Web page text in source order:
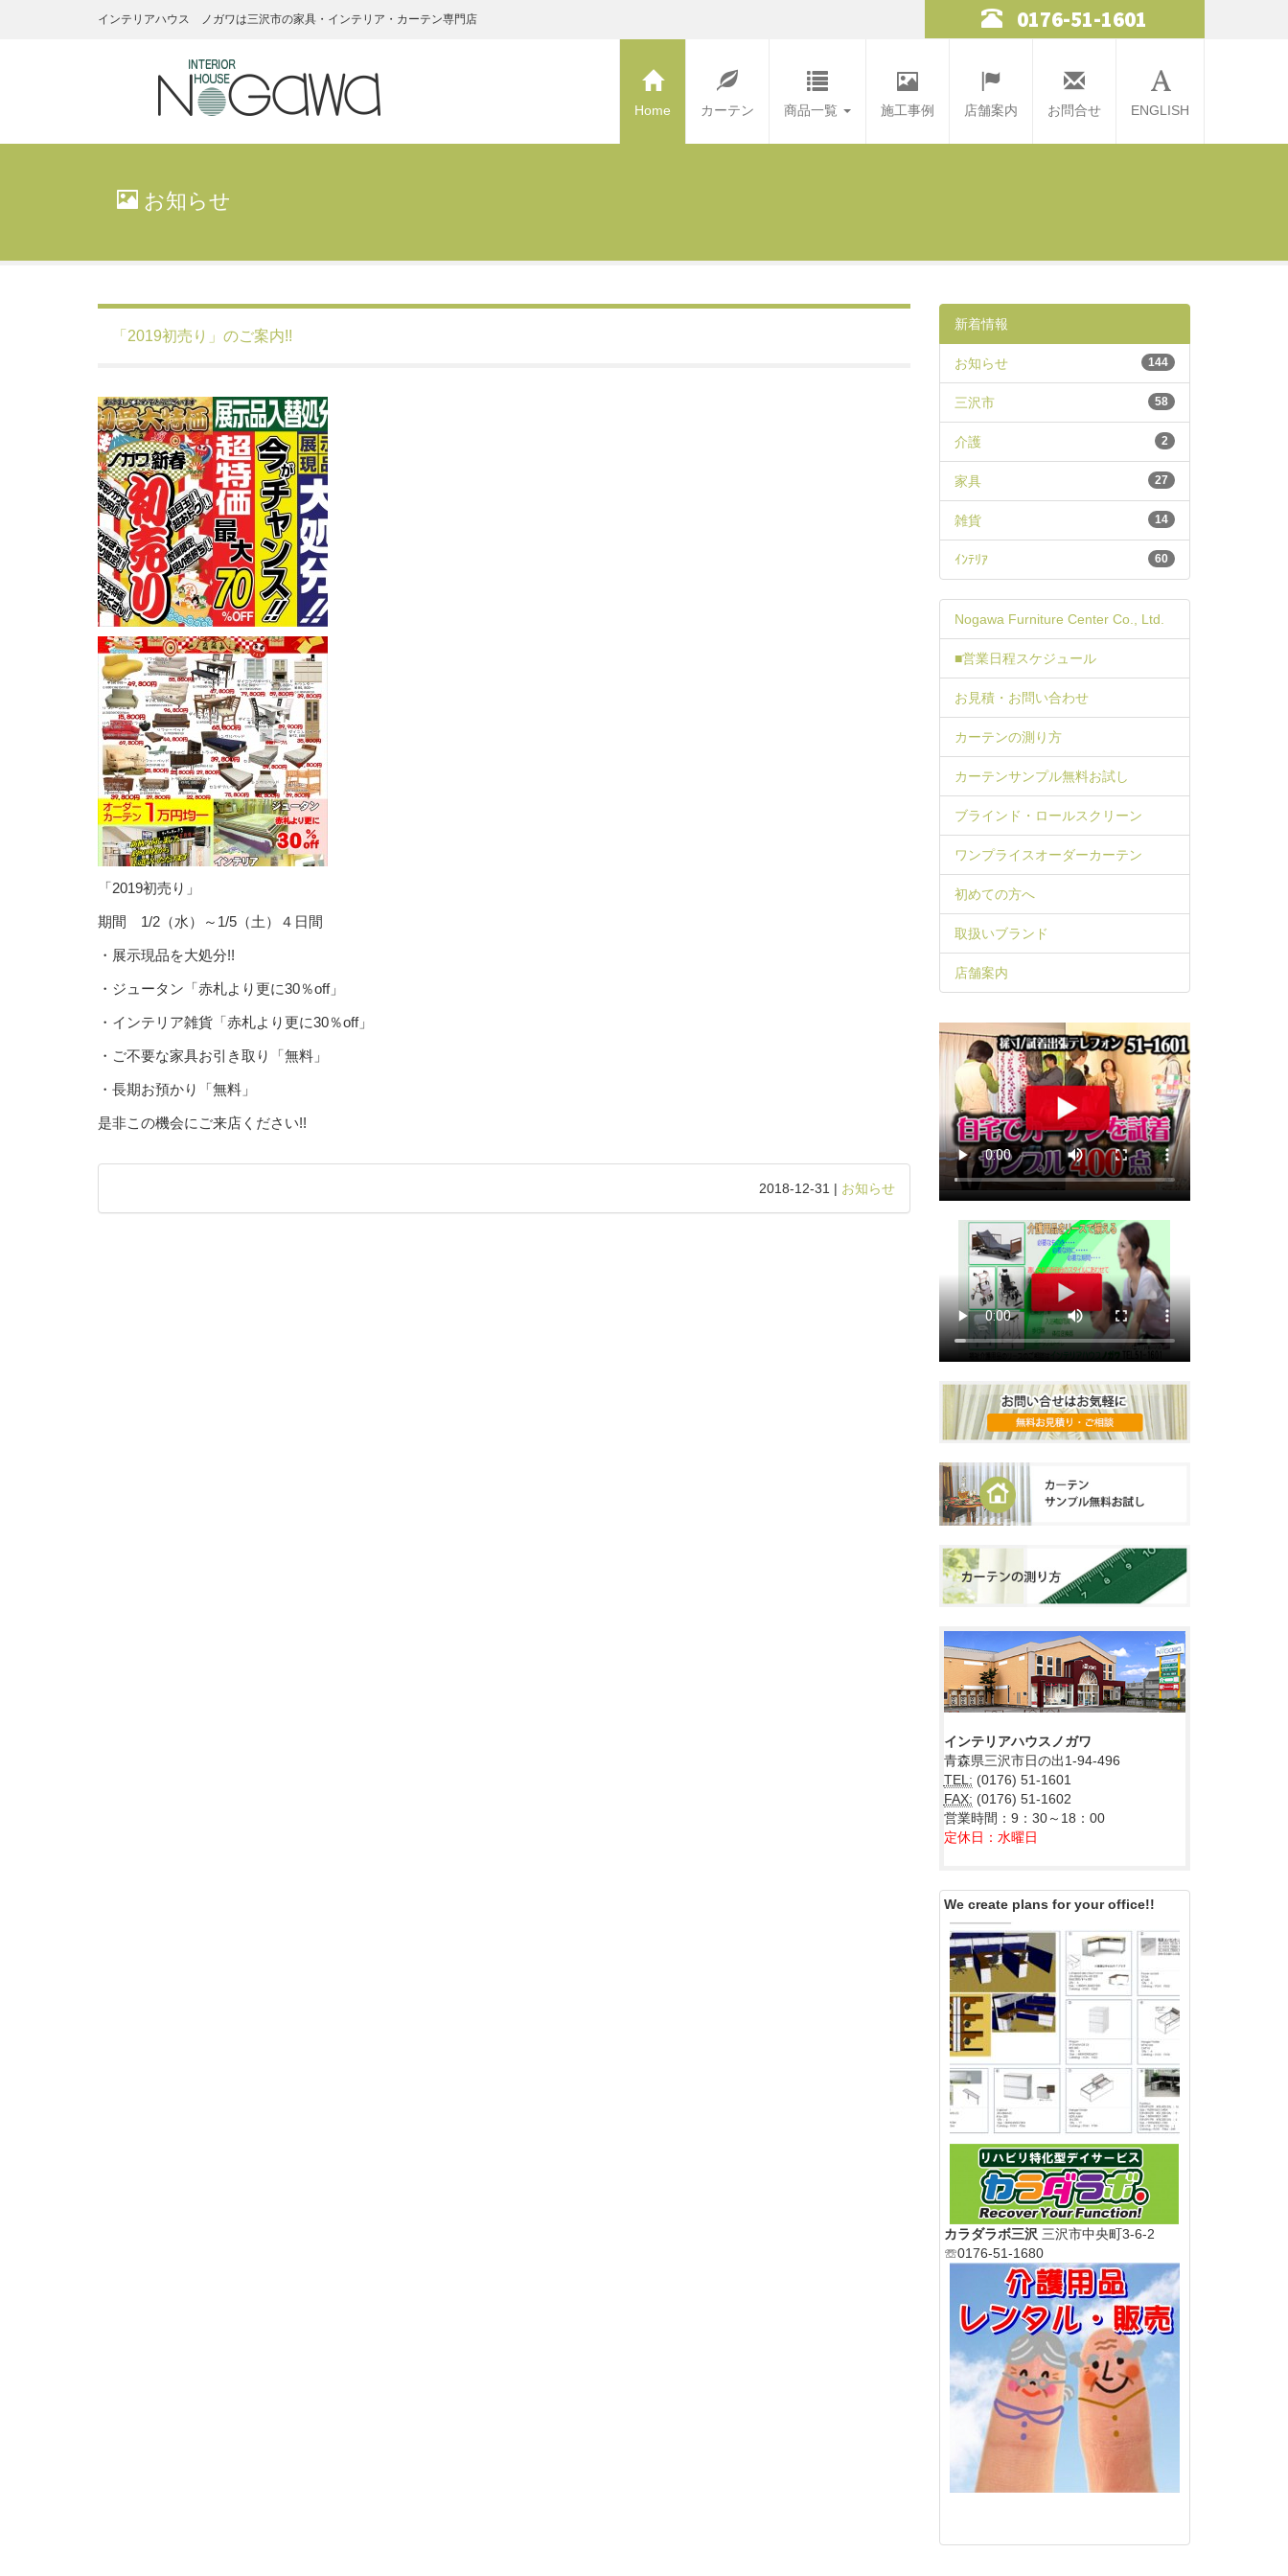
インテリアハウス ノガワは三沢市の家具・インテリア・カーテン専門店 0176-51-1601
インテリアハ
家具
Home カーテン 商品一覧 施工事例 店舗案内 お問合せ ENGLISH
お知らせ
「2019初売り」のご案内!!
「2019初売り」
期間 1/2（水）～1/5（土）４日間
・展示現品を大処分!!
・ジュータン「赤札より更に30％off」
・インテリア雑貨「赤札より更に30％off」
・ご不要な家具お引き取り「無料」
・長期お預かり「無料」
是非この機会にご来店ください!!
2018-12-31 | お知らせ
新着情報
144
お知らせ
58
三沢市
2
介護
27
家具
14
雑貨
60
ｲﾝﾃﾘｱ
Nogawa Furniture Center Co., Ltd.
■営業日程スケジュール
お見積・お問い合わせ
カーテンの測り方
カーテンサンプル無料お試し
ブラインド・ロールスクリーン
ワンプライスオーダーカーテン
初めての方へ
取扱いブランド
店舗案内
インテリアハウスノガワ
青森県三沢市日の出1-94-496
TEL: (0176) 51-1601
FAX: (0176) 51-1602
営業時間：9：30～18：00
定休日：水曜日
We create plans for your office!!
カラダラボ三沢 三沢市中央町3-6-2
☏0176-51-1680